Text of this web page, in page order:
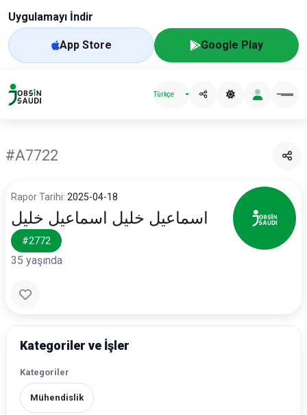
Uygulamayı İndir
App Store Google Play
Türkçe
#A7722
Rapor Tarihi: 2025-04-18
اسماعيل خليل اسماعيل خليل
#2772
35 yaşında
Kategoriler ve İşler
Kategoriler
Mühendislik